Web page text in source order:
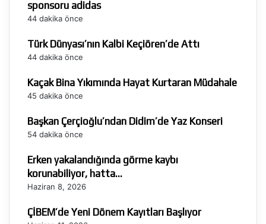
sponsoru adidas
44 dakika önce
Türk Dünyası’nın Kalbi Keçiören’de Attı
44 dakika önce
Kaçak Bina Yıkımında Hayat Kurtaran Müdahale
45 dakika önce
Başkan Çerçioğlu’ndan Didim’de Yaz Konseri
54 dakika önce
Erken yakalandığında görme kaybı
korunabiliyor, hatta…
Haziran 8, 2026
ÇİBEM’de Yeni Dönem Kayıtları Başlıyor